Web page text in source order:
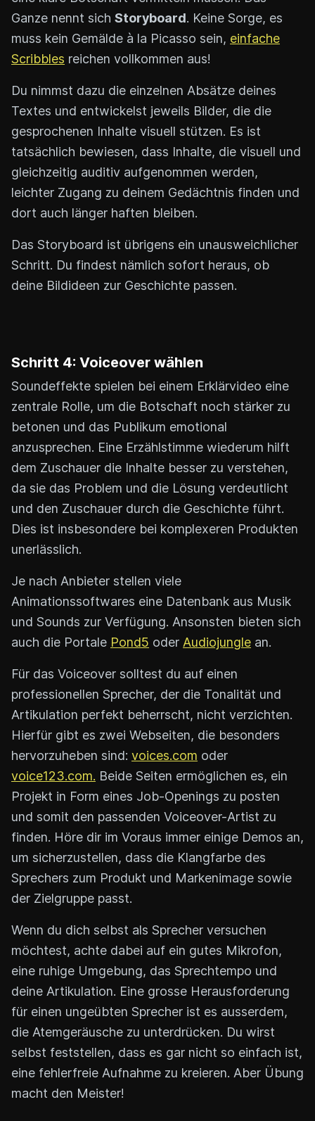
Ganze nennt sich Storyboard. Keine Sorge, es
muss kein Gemälde à la Picasso sein, einfache
Scribbles reichen vollkommen aus!
Du nimmst dazu die einzelnen Absätze deines
Textes und entwickelst jeweils Bilder, die die
gesprochenen Inhalte visuell stützen. Es ist
tatsächlich bewiesen, dass Inhalte, die visuell und
gleichzeitig auditiv aufgenommen werden,
leichter Zugang zu deinem Gedächtnis finden und
dort auch länger haften bleiben.
Das Storyboard ist übrigens ein unausweichlicher
Schritt. Du findest nämlich sofort heraus, ob
deine Bildideen zur Geschichte passen.
Schritt 4: Voiceover wählen
Soundeffekte spielen bei einem Erklärvideo eine
zentrale Rolle, um die Botschaft noch stärker zu
betonen und das Publikum emotional
anzusprechen. Eine Erzählstimme wiederum hilft
dem Zuschauer die Inhalte besser zu verstehen,
da sie das Problem und die Lösung verdeutlicht
und den Zuschauer durch die Geschichte führt.
Dies ist insbesondere bei komplexeren Produkten
unerlässlich.
Je nach Anbieter stellen viele
Animationssoftwares eine Datenbank aus Musik
und Sounds zur Verfügung. Ansonsten bieten sich
auch die Portale Pond5 oder Audiojungle an.
Für das Voiceover solltest du auf einen
professionellen Sprecher, der die Tonalität und
Artikulation perfekt beherrscht, nicht verzichten.
Hierfür gibt es zwei Webseiten, die besonders
hervorzuheben sind: voices.com oder
voice123.com. Beide Seiten ermöglichen es, ein
Projekt in Form eines Job-Openings zu posten
und somit den passenden Voiceover-Artist zu
finden. Höre dir im Voraus immer einige Demos an,
um sicherzustellen, dass die Klangfarbe des
Sprechers zum Produkt und Markenimage sowie
der Zielgruppe passt.
Wenn du dich selbst als Sprecher versuchen
möchtest, achte dabei auf ein gutes Mikrofon,
eine ruhige Umgebung, das Sprechtempo und
deine Artikulation. Eine grosse Herausforderung
für einen ungeübten Sprecher ist es ausserdem,
die Atemgeräusche zu unterdrücken. Du wirst
selbst feststellen, dass es gar nicht so einfach ist,
eine fehlerfreie Aufnahme zu kreieren. Aber Übung
macht den Meister!